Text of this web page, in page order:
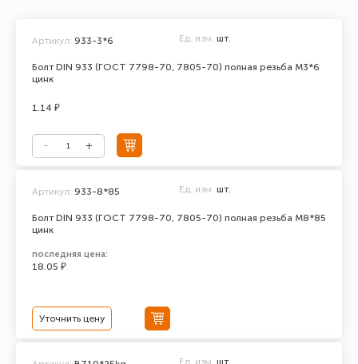
Болт DIN 933 (ГОСТ 7798-70, 7805-70) полная резьба М3*6
цинк
Артикул: 933-3*6 Ед. изм. шт.
1.14 ₽
Болт DIN 933 (ГОСТ 7798-70, 7805-70) полная резьба М8*85
цинк
Артикул: 933-8*85 Ед. изм. шт.
последняя цена:
18.05 ₽
Уточнить цену
Ед. изм. шт.